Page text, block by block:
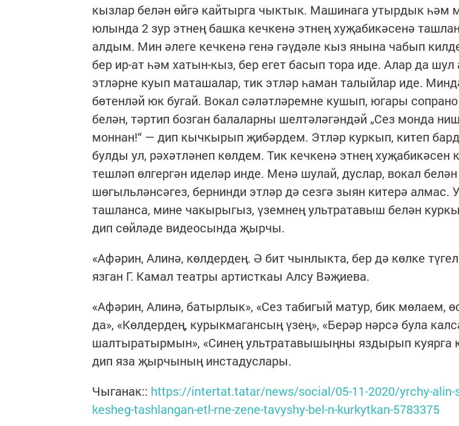
кызлар белән өйгә кайтырга чыктык. Машинага утырдык һәм
юлында 2 зур этнең башка кечкенә этнең хуҗабикәсенә
алдым. Мин әлеге кечкенә генә гәүдәле кыз янына чабып
бер ир-ат һәм хатын-кыз, бер егет басып тора иде. Алар да шул
этләрне куып маташалар, тик этләр һаман талыйлар иде.
бөтенләй юк бугай. Вокал сәләтләремне кушып, югары
белән, тәртип бозган балаларны шелтәләгәндәй „Сез монда
моннан!“ — дип кычкырып җибәрдем. Этләр куркып, китеп
булды ул, рәхәтләнеп көлдем. Тик кечкенә этнең хуҗабикәсен
тешләп өлгергән иделәр инде. Менә шулай, дуслар, вокал белән
шөгыльләнсәгез, бернинди этләр дә сезгә зыян китерә алмас.
ташланса, мине чакырыгыз, үземнең ультратавыш белән
дип сөйләде видеосында җырчы.
«Афәрин, Алинә, көлдердең. Ә бит чынлыкта, бер дә көлке
язган Г. Камал театры артисткаы Алсу Вәҗиева.
«Афәрин, Алинә, батырлык», «Сез табигый матур, бик мөлаем,
да», «Көлдердең, курыкмагансың үзең», «Берәр нәрсә була
шалтыратырмын», «Синең ультратавышыңны яздырып куярга
дип яза җырчының инстадуслары.
Чыганак:: https://intertat.tatar/news/social/05-11-2020/yrchy-alin-
kesheg-tashlangan-etl-rne-zene-tavyshy-bel-n-kurkytkan-5783375